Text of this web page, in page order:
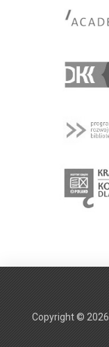
Copyright © 2026